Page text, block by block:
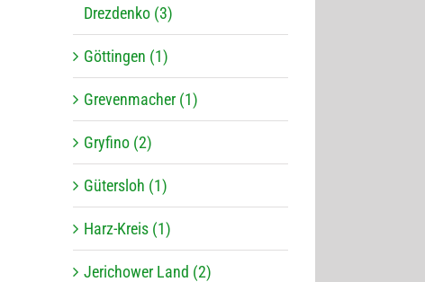
Drezdenko (3)
Göttingen (1)
Grevenmacher (1)
Gryfino (2)
Gütersloh (1)
Harz-Kreis (1)
Jerichower Land (2)